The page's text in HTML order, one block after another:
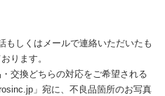
もしくはメールで連絡いただいたも
ります。
交換どちらの対応をご希望される
」宛に、不良品箇所のお写真